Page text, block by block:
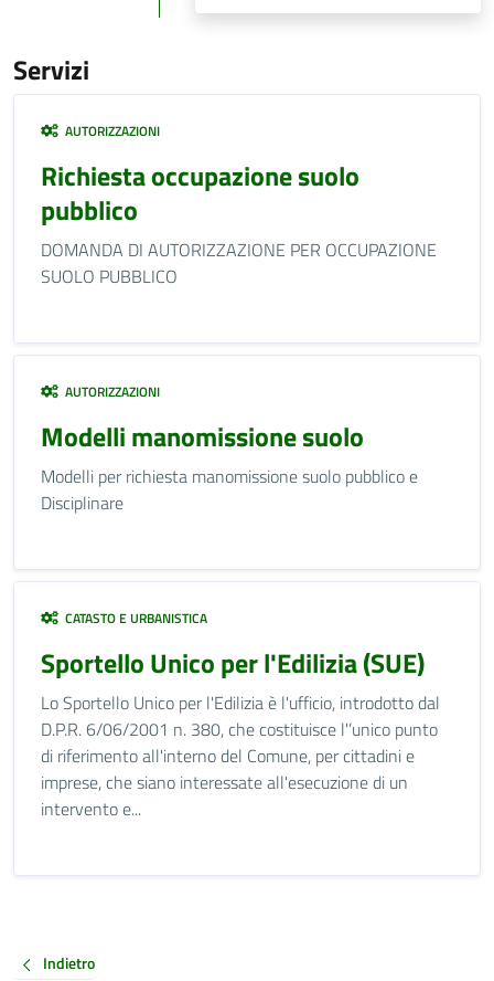
Servizi
AUTORIZZAZIONI
Richiesta occupazione suolo
pubblico
DOMANDA DI AUTORIZZAZIONE PER OCCUPAZIONE
SUOLO PUBBLICO
AUTORIZZAZIONI
Modelli manomissione suolo
Modelli per richiesta manomissione suolo pubblico e
Disciplinare
CATASTO E URBANISTICA
Sportello Unico per l'Edilizia (SUE)
Lo Sportello Unico per l'Edilizia è l'ufficio, introdotto dal
D.P.R. 6/06/2001 n. 380, che costituisce l'’unico punto
di riferimento all'interno del Comune, per cittadini e
imprese, che siano interessate all'esecuzione di un
intervento e...
Indietro